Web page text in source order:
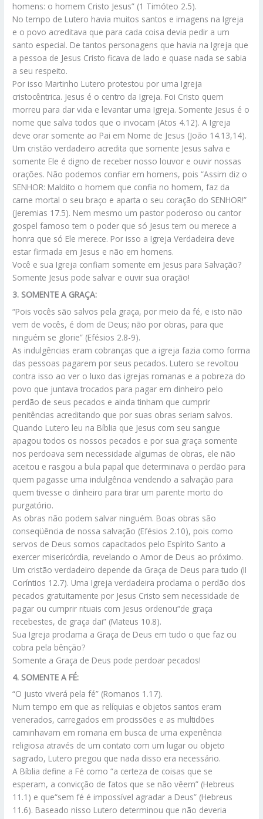
homens: o homem Cristo Jesus” (1 Timóteo 2.5).
No tempo de Lutero havia muitos santos e imagens na Igreja
e o povo acreditava que para cada coisa devia pedir a um
santo especial. De tantos personagens que havia na Igreja que
a pessoa de Jesus Cristo ficava de lado e quase nada se sabia
a seu respeito.
Por isso Martinho Lutero protestou por uma Igreja
cristocêntrica. Jesus é o centro da Igreja. Foi Cristo quem
morreu para dar vida e levantar uma Igreja. Somente Jesus é o
nome que salva todos que o invocam (Atos 4.12). A Igreja
deve orar somente ao Pai em Nome de Jesus (João 14.13,14).
Um cristão verdadeiro acredita que somente Jesus salva e
somente Ele é digno de receber nosso louvor e ouvir nossas
orações. Não podemos confiar em homens, pois “Assim diz o
SENHOR: Maldito o homem que confia no homem, faz da
carne mortal o seu braço e aparta o seu coração do SENHOR!”
(Jeremias 17.5). Nem mesmo um pastor poderoso ou cantor
gospel famoso tem o poder que só Jesus tem ou merece a
honra que só Ele merece. Por isso a Igreja Verdadeira deve
estar firmada em Jesus e não em homens.
Você e sua Igreja confiam somente em Jesus para Salvação?
Somente Jesus pode salvar e ouvir sua oração!
3. SOMENTE A GRAÇA:
“Pois vocês são salvos pela graça, por meio da fé, e isto não
vem de vocês, é dom de Deus; não por obras, para que
ninguém se glorie” (Efésios 2.8-9).
As indulgências eram cobranças que a igreja fazia como forma
das pessoas pagarem por seus pecados. Lutero se revoltou
contra isso ao ver o luxo das igrejas romanas e a pobreza do
povo que juntava trocados para pagar em dinheiro pelo
perdão de seus pecados e ainda tinham que cumprir
penitências acreditando que por suas obras seriam salvos.
Quando Lutero leu na Bíblia que Jesus com seu sangue
apagou todos os nossos pecados e por sua graça somente
nos perdoava sem necessidade algumas de obras, ele não
aceitou e rasgou a bula papal que determinava o perdão para
quem pagasse uma indulgência vendendo a salvação para
quem tivesse o dinheiro para tirar um parente morto do
purgatório.
As obras não podem salvar ninguém. Boas obras são
conseqüência de nossa salvação (Efésios 2.10), pois como
servos de Deus somos capacitados pelo Espírito Santo a
exercer misericórdia, revelando o Amor de Deus ao próximo.
Um cristão verdadeiro depende da Graça de Deus para tudo (II
Coríntios 12.7). Uma Igreja verdadeira proclama o perdão dos
pecados gratuitamente por Jesus Cristo sem necessidade de
pagar ou cumprir rituais com Jesus ordenou“de graça
recebestes, de graça dai” (Mateus 10.8).
Sua Igreja proclama a Graça de Deus em tudo o que faz ou
cobra pela bênção?
Somente a Graça de Deus pode perdoar pecados!
4. SOMENTE A FÉ:
“O justo viverá pela fé” (Romanos 1.17).
Num tempo em que as relíquias e objetos santos eram
venerados, carregados em procissões e as multidões
caminhavam em romaria em busca de uma experiência
religiosa através de um contato com um lugar ou objeto
sagrado, Lutero pregou que nada disso era necessário.
A Bíblia define a Fé como “a certeza de coisas que se
esperam, a convicção de fatos que se não vêem” (Hebreus
11.1) e que“sem fé é impossível agradar a Deus” (Hebreus
11.6). Baseado nisso Lutero determinou que não deveria